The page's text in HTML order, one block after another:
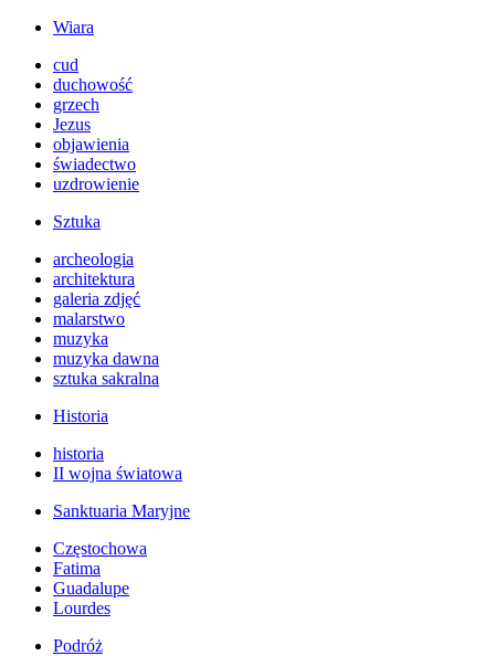
Wiara
cud
duchowość
grzech
Jezus
objawienia
świadectwo
uzdrowienie
Sztuka
archeologia
architektura
galeria zdjęć
malarstwo
muzyka
muzyka dawna
sztuka sakralna
Historia
historia
II wojna światowa
Sanktuaria Maryjne
Częstochowa
Fatima
Guadalupe
Lourdes
Podróż